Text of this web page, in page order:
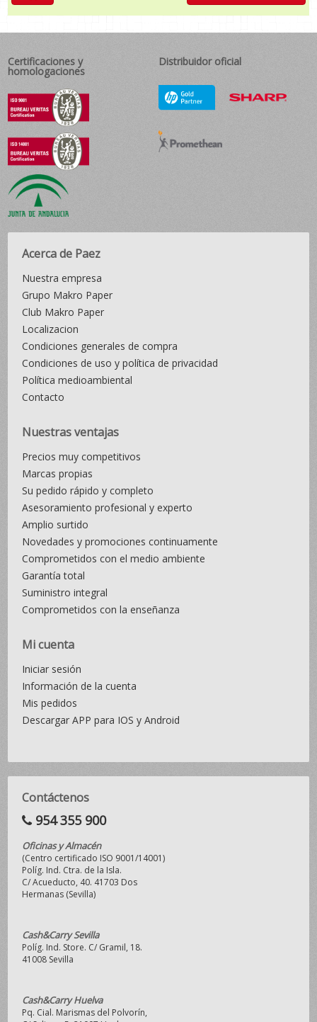
Certificaciones y
homologaciones
Distribuidor oficial
Acerca de Paez
Nuestra empresa
Grupo Makro Paper
Club Makro Paper
Localizacion
Condiciones generales de compra
Condiciones de uso y política de privacidad
Política medioambiental
Contacto
Nuestras ventajas
Precios muy competitivos
Marcas propias
Su pedido rápido y completo
Asesoramiento profesional y experto
Amplio surtido
Novedades y promociones continuamente
Comprometidos con el medio ambiente
Garantía total
Suministro integral
Comprometidos con la enseñanza
Mi cuenta
Iniciar sesión
Información de la cuenta
Mis pedidos
Descargar APP para IOS y Android
Contáctenos
954 355 900
Oficinas y Almacén
(Centro certificado ISO 9001/14001)
Políg. Ind. Ctra. de la Isla.
C/ Acueducto, 40. 41703 Dos
Hermanas (Sevilla)
Cash&Carry Sevilla
Políg. Ind. Store. C/ Gramil, 18.
41008 Sevilla
Cash&Carry Huelva
Pq. Cial. Marismas del Polvorín,